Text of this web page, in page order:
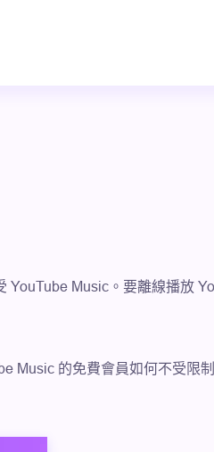
Music。要離線播放
Music 的免費會員如何不受限